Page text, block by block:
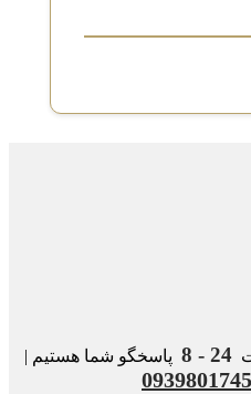
پاسخگو شما هستیم |